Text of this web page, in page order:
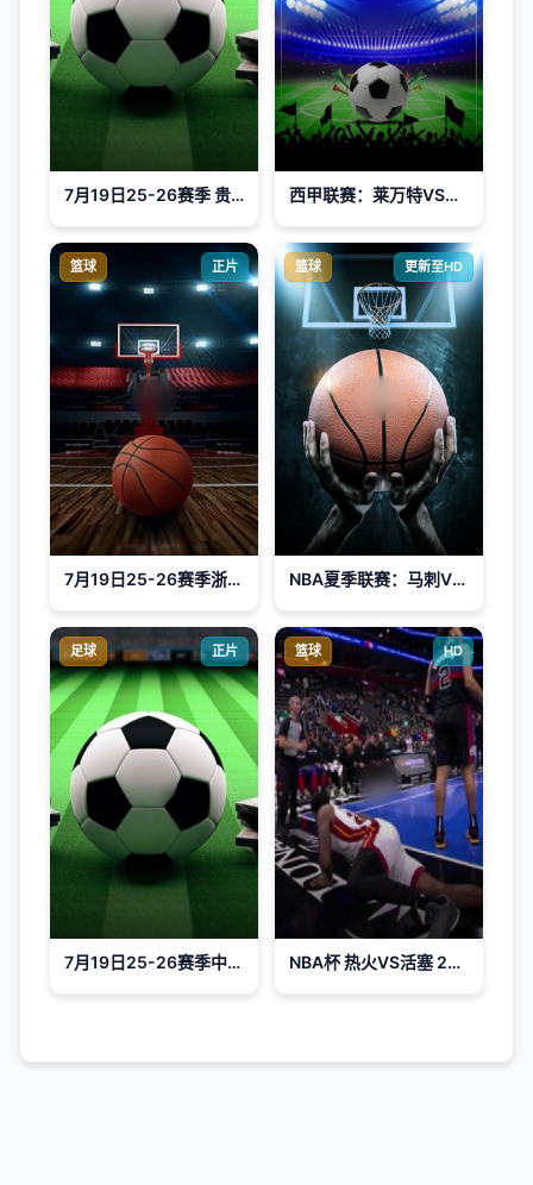
7月19日25-26赛季 贵州村超半决赛 大利侗寨足球队VS车江一村足球队 西甲联赛：莱万特VS皇家奥维耶多20260322
篮球 正片
7月19日25-26赛季浙BA 常山57VS74江山
篮球 更新至HD
NBA夏季联赛：马刺VS太阳20260719
足球 正片
7月19日25-26赛季中乙联赛 泰安天贶VS青岛红狮
篮球 HD
NBA杯 热火VS活塞 20241113